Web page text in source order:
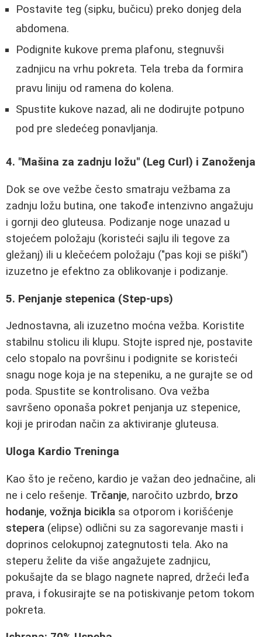
Postavite teg (sipku, bučicu) preko donjeg dela
abdomena.
Podignite kukove prema plafonu, stegnuvši
zadnjicu na vrhu pokreta. Tela treba da formira
pravu liniju od ramena do kolena.
Spustite kukove nazad, ali ne dodirujte potpuno
pod pre sledećeg ponavljanja.
4. "Mašina za zadnju ložu" (Leg Curl) i Zanoženja
Dok se ove vežbe često smatraju vežbama za
zadnju ložu butina, one takođe intenzivno angažuju
i gornji deo gluteusa. Podizanje noge unazad u
stojećem položaju (koristeći sajlu ili tegove za
gležanj) ili u klečećem položaju ("pas koji se piški")
izuzetno je efektno za oblikovanje i podizanje.
5. Penjanje stepenica (Step-ups)
Jednostavna, ali izuzetno moćna vežba. Koristite
stabilnu stolicu ili klupu. Stojte ispred nje, postavite
celo stopalo na površinu i podignite se koristeći
snagu noge koja je na stepeniku, a ne gurajte se od
poda. Spustite se kontrolisano. Ova vežba
savršeno oponaša pokret penjanja uz stepenice,
koji je prirodan način za aktiviranje gluteusa.
Uloga Kardio Treninga
Kao što je rečeno, kardio je važan deo jednačine, ali
ne i celo rešenje. Trčanje, naročito uzbrdo, brzo
hodanje, vožnja bicikla sa otporom i korišćenje
stepera (elipse) odlični su za sagorevanje masti i
doprinos celokupnoj zategnutosti tela. Ako na
steperu želite da više angažujete zadnjicu,
pokušajte da se blago nagnete napred, držeći leđa
prava, i fokusirajte se na potiskivanje petom tokom
pokreta.